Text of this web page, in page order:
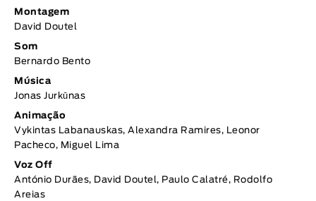
Montagem
David Doutel
Som
Bernardo Bento
Música
Jonas Jurkūnas
Animação
Vykintas Labanauskas, Alexandra Ramires, Leonor
Pacheco, Miguel Lima
Voz Off
António Durães, David Doutel, Paulo Calatré, Rodolfo
Areias